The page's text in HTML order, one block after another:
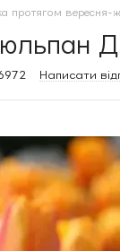
протягом вересня-
Написати